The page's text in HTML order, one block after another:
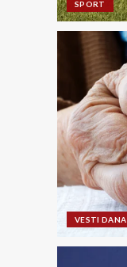
SPORT
VESTI DANA